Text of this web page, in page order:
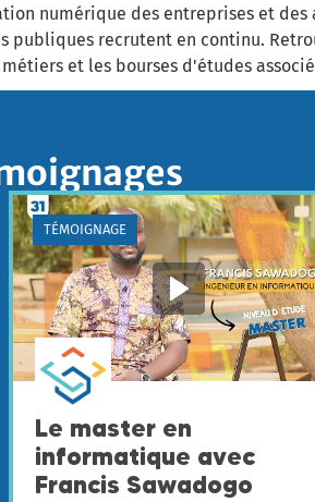
numérique des entreprises et
publiques recrutent en continu.
et les bourses d'études
TÉMOIGNAGE
Le master en
informatique avec
Francis Sawadogo